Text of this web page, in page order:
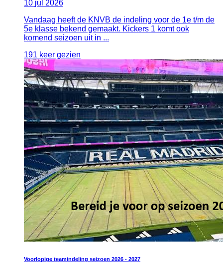
10 jul 2026
Vandaag heeft de KNVB de indeling voor de 1e t/m de
5e klasse bekend gemaakt. Kickers 1 komt ook
komend seizoen uit in ...
191 keer gezien
Voorlopige teamindeling seizoen 2026 - 2027